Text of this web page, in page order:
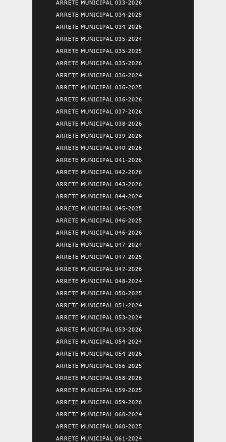
ARRETE MUNICIPAL 033-2026
ARRETE MUNICIPAL 034-2025
ARRETE MUNICIPAL 034-2026
ARRETE MUNICIPAL 035-2024
ARRETE MUNICIPAL 035-2025
ARRETE MUNICIPAL 035-2026
ARRETE MUNICIPAL 036-2024
ARRETE MUNICIPAL 036-2025
ARRETE MUNICIPAL 036-2026
ARRETE MUNICIPAL 037-2026
ARRETE MUNICIPAL 038-2026
ARRETE MUNICIPAL 039-2026
ARRETE MUNICIPAL 040-2026
ARRETE MUNICIPAL 041-2026
ARRETE MUNICIPAL 042-2026
ARRETE MUNICIPAL 043-2026
ARRETE MUNICIPAL 044-2024
ARRETE MUNICIPAL 045-2025
ARRETE MUNICIPAL 046-2025
ARRETE MUNICIPAL 046-2026
ARRETE MUNICIPAL 047-2024
ARRETE MUNICIPAL 047-2025
ARRETE MUNICIPAL 047-2026
ARRETE MUNICIPAL 048-2024
ARRETE MUNICIPAL 050-2025
ARRETE MUNICIPAL 051-2024
ARRETE MUNICIPAL 053-2024
ARRETE MUNICIPAL 053-2026
ARRETE MUNICIPAL 054-2024
ARRETE MUNICIPAL 054-2026
ARRETE MUNICIPAL 056-2025
ARRETE MUNICIPAL 058-2026
ARRETE MUNICIPAL 059-2025
ARRETE MUNICIPAL 059-2026
ARRETE MUNICIPAL 060-2024
ARRETE MUNICIPAL 060-2025
ARRETE MUNICIPAL 061-2024